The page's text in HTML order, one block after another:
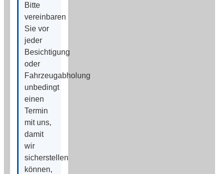
Bitte
vereinbaren
Sie vor
jeder
Besichtigung
oder
Fahrzeugabholung
unbedingt
einen
Termin
mit uns,
damit
wir
sicherstellen
können,